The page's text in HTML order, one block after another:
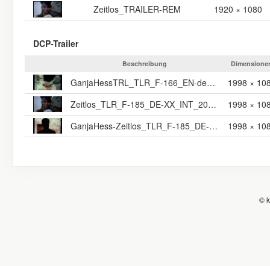
Zeitlos_TRAILER-REM
1920 × 1080
DCP-Trailer
Beschreibung
GanjaHessTRL_TLR_F-166_EN-de_INT_20_2K_NULL_20230209_REM_IOP_OV
1998 ×
Zeitlos_TLR_F-185_DE-XX_INT_20_2K_NULL_20230228_REM_IOP_OV
1998 ×
GanjaHess-Zeitlos_TLR_F-185_DE-XX_INT_20_2K_NULL_20230314_REM_IOP_OV.dcp
1998 ×
©